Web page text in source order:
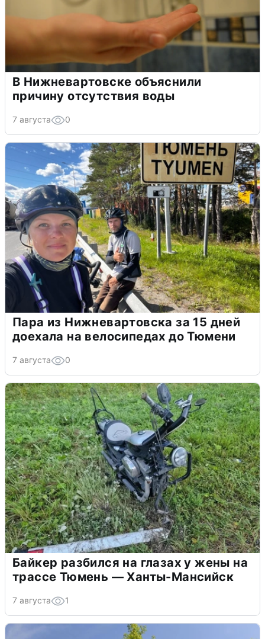
В Нижневартовске объяснили
причину отсутствия воды
7 августа 0
Пара из Нижневартовска за 15 дней
доехала на велосипедах до Тюмени
7 августа 0
Байкер разбился на глазах у жены на
трассе Тюмень — Ханты-Мансийск
7 августа 1